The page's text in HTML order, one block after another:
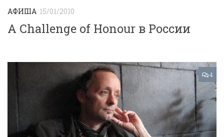
АФИША 15/01/2010
A Challenge of Honour в России
4